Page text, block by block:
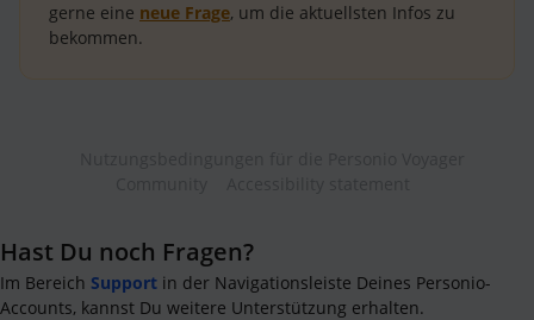
gerne eine neue Frage, um die aktuellsten Infos zu
bekommen.
Hast Du noch Fragen?
Im Bereich Support in der Navigationsleiste Deines Personio-
Accounts, kannst Du weitere Unterstützung erhalten.